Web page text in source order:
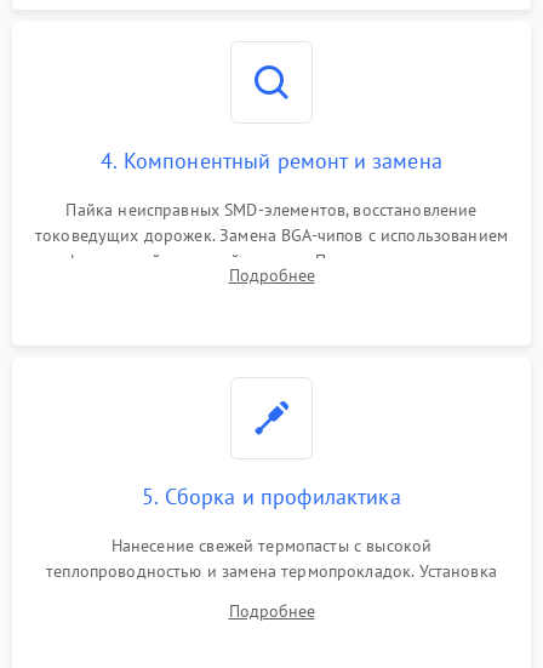
4. Компонентный ремонт и замена
Пайка неисправных SMD-элементов, восстановление
токоведущих дорожек. Замена BGA-чипов с использованием
инфракрасной паяльной станции. Прошивка микросхемы
BIOS или замена поврежденных портов USB
Подробнее
5. Сборка и профилактика
Нанесение свежей термопасты с высокой
теплопроводностью и замена термопрокладок. Установка
шлейфов, модулей памяти и накопителей. Предварительная
Подробнее